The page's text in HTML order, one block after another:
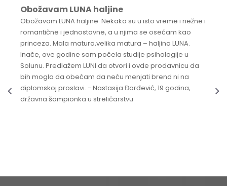
Obožavam LUNA haljine
Obožavam LUNA haljine. Nekako su u isto vreme i nežne i
romantične i jednostavne, a u njima se osećam kao
princeza. Mala matura,velika matura – haljina LUNA.
Inače, ove godine sam počela studije psihologije u
Solunu. Predlažem LUNI da otvori i ovde prodavnicu da
bih mogla da obećam da neću menjati brend ni na
diplomskoj proslavi. - Nastasija Đorđević, 19 godina,
državna šampionka u streličarstvu